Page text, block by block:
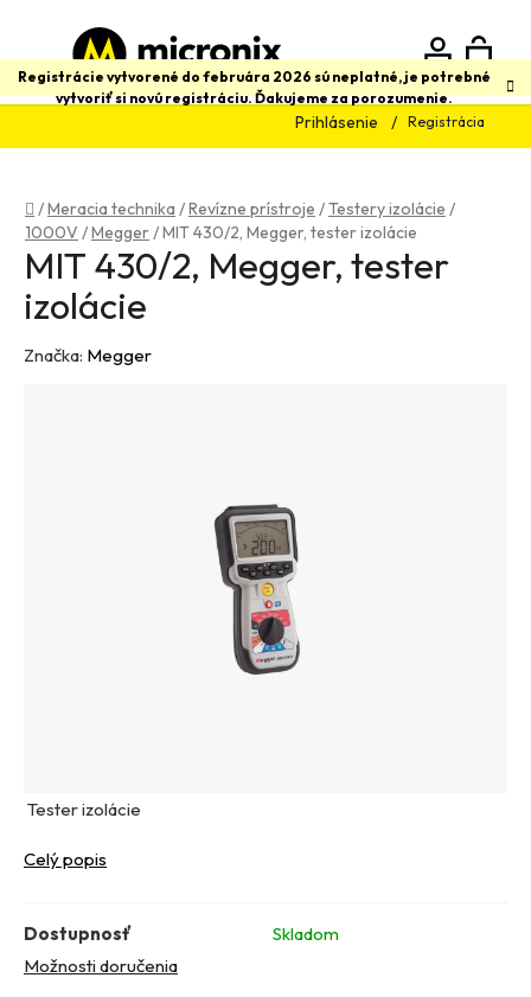
obsah
Registrácie vytvorené do februára 2026 sú neplatné, je potrebné
vytvoriť si novú registráciu. Ďakujeme za porozumenie.
Prihlásenie Registrácia
Hľadať
Domov
/Meracia technika /Revízne prístroje /Testery izolácie /
1000V /Megger/MIT 430/2, Megger, tester izolácie
Tester izolácie
Celý popis
Dostupnosť
Skladom
Možnosti doručenia
MIT 430/2, Megger, tester
izolácie
Značka: Megger